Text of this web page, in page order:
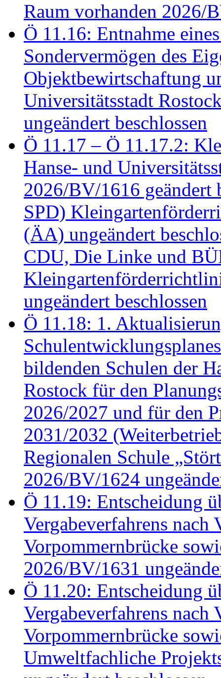
Raum vorhanden 2026/
Ö 11.16: Entnahme
Sondervermögen des
Objektbewirtschaftung
Universitätsstadt
ungeändert beschlossen
Ö 11.17 – Ö 11.17.2:
Hanse- und
2026/BV/1616 geändert
SPD)
(ÄA) ungeändert
CDU, Die Linke und
ungeändert beschlossen
Ö 11.18: 1.
bildenden Schulen der
Rostock für den
2026/2027 und für den
2031/2032
Regionalen Schule
2026/BV/1624
Ö 11.19: Entscheidung
Vergabeverfahrens
Vorpommernbrücke
2026/BV/1631
Ö 11.20: Entscheidung
Vergabeverfahrens
Vorpommernbrücke
Umweltfachliche